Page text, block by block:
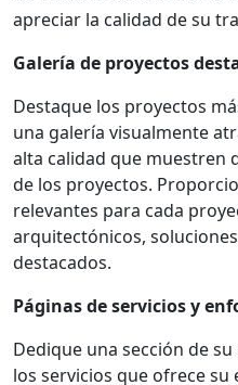
apreciar la calidad de su
Galería de proyectos
Destaque los proyectos
una galería visualmente
alta calidad que muestren
de los proyectos.
relevantes para cada
arquitectónicos,
destacados.
Páginas de servicios y
Dedique una sección de
los servicios que ofrece